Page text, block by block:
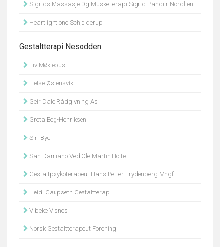
Sigrids Massasje Og Muskelterapi Sigrid Pandur Nordlien
Heartlight.one Schjelderup
Gestaltterapi Nesodden
Liv Møklebust
Helse Østensvik
Geir Dale Rådgivning As
Greta Eeg-Henriksen
Siri Bye
San Damiano Ved Ole Martin Holte
Gestaltpsykoterapeut Hans Petter Frydenberg Mngf
Heidi Gaupseth Gestaltterapi
Vibeke Visnes
Norsk Gestaltterapeut Forening